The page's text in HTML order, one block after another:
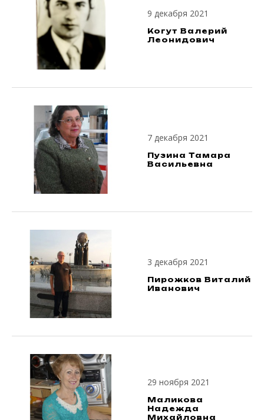
9 декабря 2021
Когут Валерий
Леонидович
7 декабря 2021
Пузина Тамара
Васильевна
3 декабря 2021
Пирожков Виталий
Иванович
29 ноября 2021
Маликова
Надежда
Михайловна